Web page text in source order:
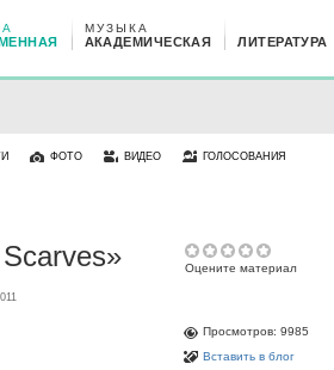
АКАДЕМИЧЕСКАЯ
МУЗЫКА
ЛИТЕРАТУРА
ФОТО ВИДЕО ГОЛОСОВАНИЯ
Оцените материал
Просмотров: 9985
Вставить в блог